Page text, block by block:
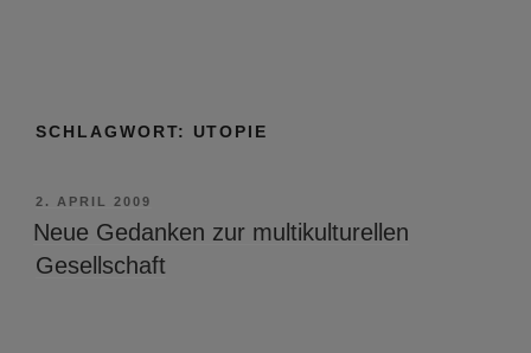
SCHLAGWORT: UTOPIE
VERÖFFENTLICHT
AM
2. APRIL 2009
Neue Gedanken zur multikulturellen
Gesellschaft